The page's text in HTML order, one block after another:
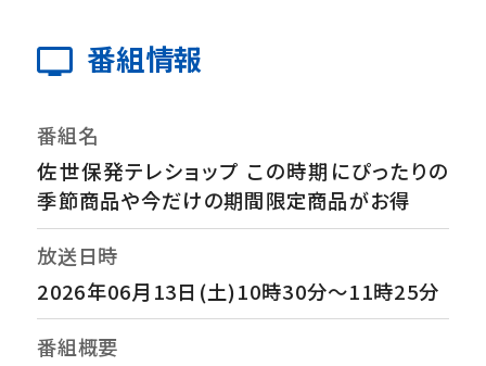
番組情報
番組名
佐世保発テレショップ この時期にぴったりの
季節商品や今だけの期間限定商品がお得
放送日時
2026年06月13日(土)10時30分～11時25分
番組概要